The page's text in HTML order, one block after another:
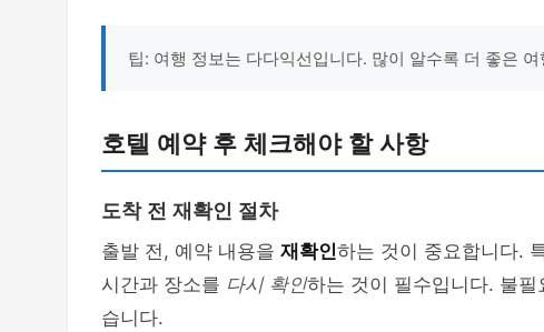
팁: 여행 정보는 다다익선입니다. 많이 알수록 더 좋은
호텔 예약 후 체크해야 할 사항
도착 전 재확인 절차
출발 전, 예약 내용을 재확인하는 것이 중요합니다.
시간과 장소를 다시 확인하는 것이 필수입니다. 불필
습니다.